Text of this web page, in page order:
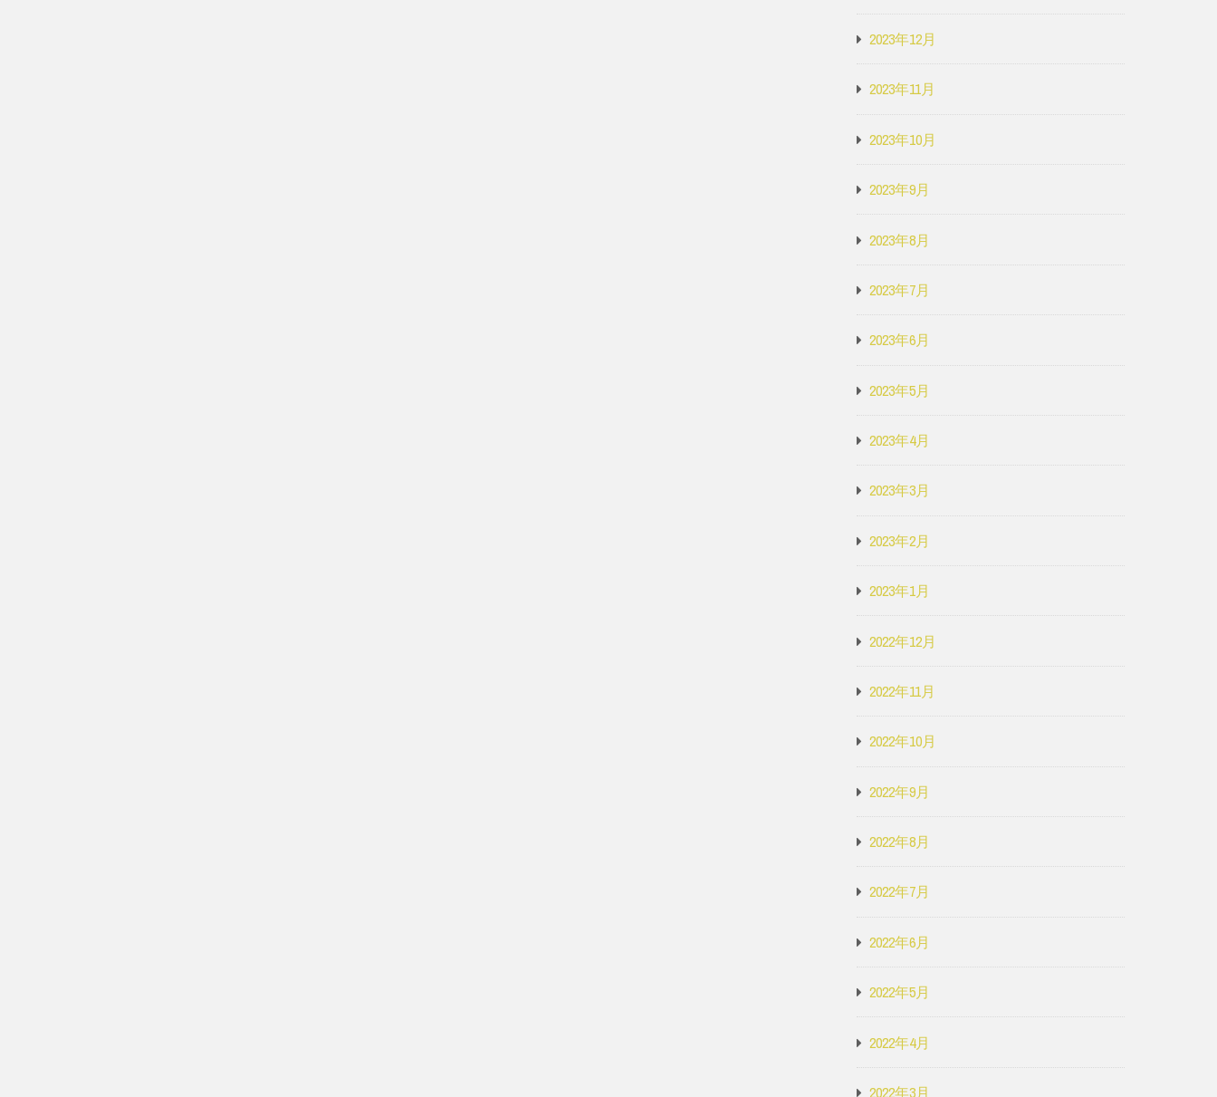
2023年12月
2023年11月
2023年10月
2023年9月
2023年8月
2023年7月
2023年6月
2023年5月
2023年4月
2023年3月
2023年2月
2023年1月
2022年12月
2022年11月
2022年10月
2022年9月
2022年8月
2022年7月
2022年6月
2022年5月
2022年4月
2022年3月